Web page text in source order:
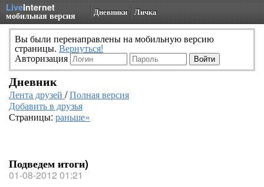
LiveInternet
мобильная версия Дневники Личка
Вы были перенаправлены на мобильную версию
страницы. Вернуться!
Авторизация
Дневник
Лента друзей /Полная версия
Добавить в друзья
Страницы: раньше»
Подведем итоги)
01-08-2012 01:21